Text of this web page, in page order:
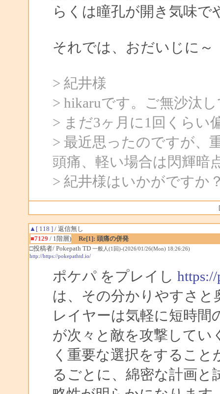
らくは瞳孔が開き気味
それでは、おだいじに～
> 紀井様
> hikaruです。ご無沙汰
> まだ3ヶ月に1回くらい
> 最近思ったのですが
頭痛、軽い場合は閃輝
> 紀井様はいかがですか
▲[ 118 ]/ 返信無し
■7129 / 1階層)
Re[1]: 頭痛の併発
□投稿者/ Pokepath TD 一般人(1回)-(2026/01/26(Mon) 18:26:26)
http://https://pokepathtd.io/
ポケパ をプレイし
は、その分かりやすさ
レイヤーは気軽に短時
が次々と敵を攻撃してい
く重要な選択をするこ
るごとに、綿密な計画と